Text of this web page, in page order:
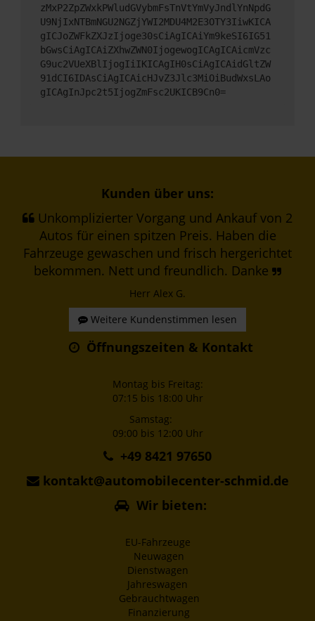
zMxP2ZpZWxkPWludGVybmFsTnVtYmVyJndlYnNpdG
U9NjIxNTBmNGU2NGZjYWI2MDU4M2E3OTY3IiwKICA
gICJoZWFkZXJzIjoge30sCiAgICAiYm9keSI6IG51
bGwsCiAgICAiZXhwZWN0IjogewogICAgICAicmVzc
G9uc2VUeXBlIjogIiIKICAgIH0sCiAgICAidGltZW
91dCI6IDAsCiAgICAicHJvZ3Jlc3MiOiBudWxsLAo
gICAgInJpc2t5IjogZmFsc2UKICB9Cn0=
Kunden über uns:
Unkomplizierter Vorgang und Ankauf von 2
Autos für einen spitzen Preis. Haben die
Fahrzeuge gewaschen und frisch hergerichtet
bekommen. Nett und freundlich. Danke
Herr Alex G.
Weitere Kundenstimmen lesen
Öffnungszeiten & Kontakt
Montag bis Freitag:
07:15 bis 18:00 Uhr
Samstag:
09:00 bis 12:00 Uhr
+49 8421 97650
kontakt@automobilecenter-schmid.de
Wir bieten:
EU-Fahrzeuge
Neuwagen
Dienstwagen
Jahreswagen
Gebrauchtwagen
Finanzierung